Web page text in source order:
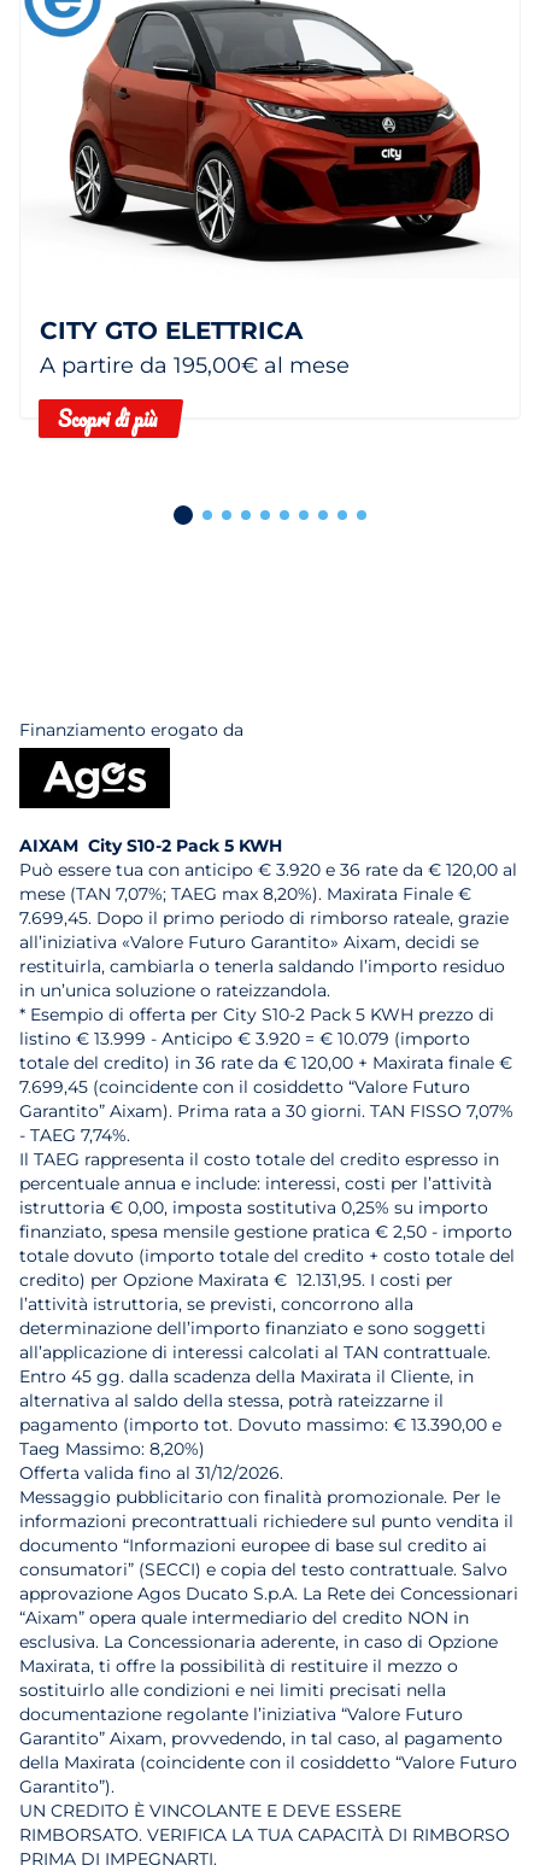
CITY GTO ELETTRICA
A partire da 195,00€ al mese
Scopri di più
Finanziamento erogato da
AIXAM City S10-2 Pack 5 KWH
Può essere tua con anticipo € 3.920 e 36 rate da € 120,00 al
mese (TAN 7,07%; TAEG max 8,20%). Maxirata Finale €
7.699,45. Dopo il primo periodo di rimborso rateale, grazie
all’iniziativa «Valore Futuro Garantito» Aixam, decidi se
restituirla, cambiarla o tenerla saldando l’importo residuo
in un’unica soluzione o rateizzandola.
* Esempio di offerta per City S10-2 Pack 5 KWH prezzo di
listino € 13.999 - Anticipo € 3.920 = € 10.079 (importo
totale del credito) in 36 rate da € 120,00 + Maxirata finale €
7.699,45 (coincidente con il cosiddetto “Valore Futuro
Garantito” Aixam). Prima rata a 30 giorni. TAN FISSO 7,07%
- TAEG 7,74%.
Il TAEG rappresenta il costo totale del credito espresso in
percentuale annua e include: interessi, costi per l’attività
istruttoria € 0,00, imposta sostitutiva 0,25% su importo
finanziato, spesa mensile gestione pratica € 2,50 - importo
totale dovuto (importo totale del credito + costo totale del
credito) per Opzione Maxirata € 12.131,95. I costi per
l’attività istruttoria, se previsti, concorrono alla
determinazione dell’importo finanziato e sono soggetti
all’applicazione di interessi calcolati al TAN contrattuale.
Entro 45 gg. dalla scadenza della Maxirata il Cliente, in
alternativa al saldo della stessa, potrà rateizzarne il
pagamento (importo tot. Dovuto massimo: € 13.390,00 e
Taeg Massimo: 8,20%)
Offerta valida fino al 31/12/2026.
Messaggio pubblicitario con finalità promozionale. Per le
informazioni precontrattuali richiedere sul punto vendita il
documento “Informazioni europee di base sul credito ai
consumatori” (SECCI) e copia del testo contrattuale. Salvo
approvazione Agos Ducato S.p.A. La Rete dei Concessionari
“Aixam” opera quale intermediario del credito NON in
esclusiva. La Concessionaria aderente, in caso di Opzione
Maxirata, ti offre la possibilità di restituire il mezzo o
sostituirlo alle condizioni e nei limiti precisati nella
documentazione regolante l’iniziativa “Valore Futuro
Garantito” Aixam, provvedendo, in tal caso, al pagamento
della Maxirata (coincidente con il cosiddetto “Valore Futuro
Garantito”).
UN CREDITO È VINCOLANTE E DEVE ESSERE
RIMBORSATO. VERIFICA LA TUA CAPACITÀ DI RIMBORSO
PRIMA DI IMPEGNARTI.